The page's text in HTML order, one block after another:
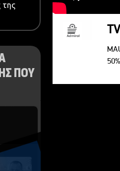
της
ΠΟΥ